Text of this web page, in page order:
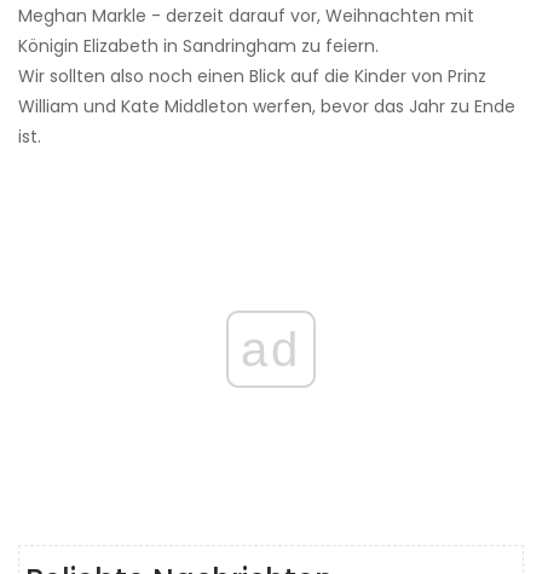
Meghan Markle - derzeit darauf vor, Weihnachten mit
Königin Elizabeth in Sandringham zu feiern.
Wir sollten also noch einen Blick auf die Kinder von Prinz
William und Kate Middleton werfen, bevor das Jahr zu Ende
ist.
ad